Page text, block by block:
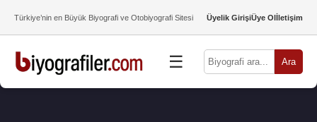
Türkiye’nin en Büyük Biyografi ve Otobiyografi Sitesi Üyelik GirişiÜye Olİletişim
☰ Ara